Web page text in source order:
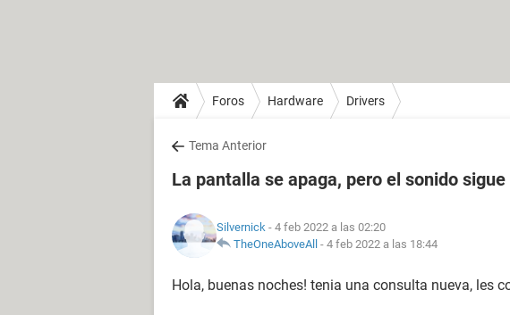
Foros Hardware Drivers
Tema Anterior
La pantalla se apaga, pero el sonido
Silvernick - 4 feb 2022 a las 02:20
TheOneAboveAll - 4 feb 2022 a las 18:44
Hola, buenas noches! tenia una consulta nueva, les